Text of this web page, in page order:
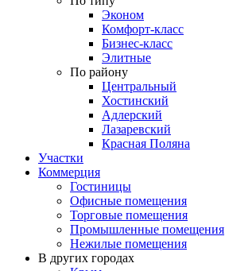
Эконом
Комфорт-класс
Бизнес-класс
Элитные
По району
Центральный
Хостинский
Адлерский
Лазаревский
Красная Поляна
Участки
Коммерция
Гостиницы
Офисные помещения
Торговые помещения
Промышленные помещения
Нежилые помещения
В других городах